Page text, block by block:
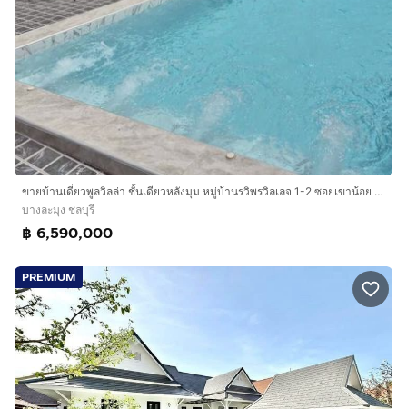
ขายบ้านเดี่ยวพูลวิลล่า ชั้นเดียวหลังมุม หมู่บ้านรวิพรวิลเลจ 1-2 ซอยเขาน้อย พัทยา 3 ห้องนอน พร้อมสระว่ายน้ำส่วนตัว
บางละมุง ชลบุรี
฿ 6,590,000
PREMIUM